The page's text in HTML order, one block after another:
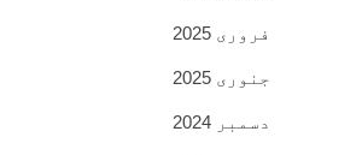
فروری 2025
جنوری 2025
دسمبر 2024